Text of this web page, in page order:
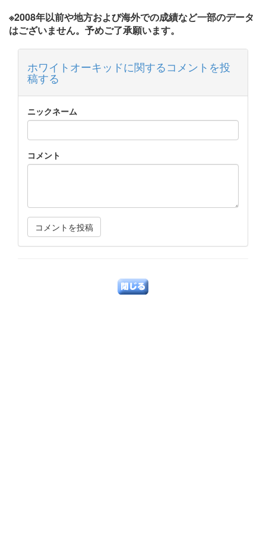
※2008年以前や地方および海外での成績など一部のデータ
はございません。予めご了承願います。
ホワイトオーキッドに関するコメントを投
稿する
ニックネーム
コメント